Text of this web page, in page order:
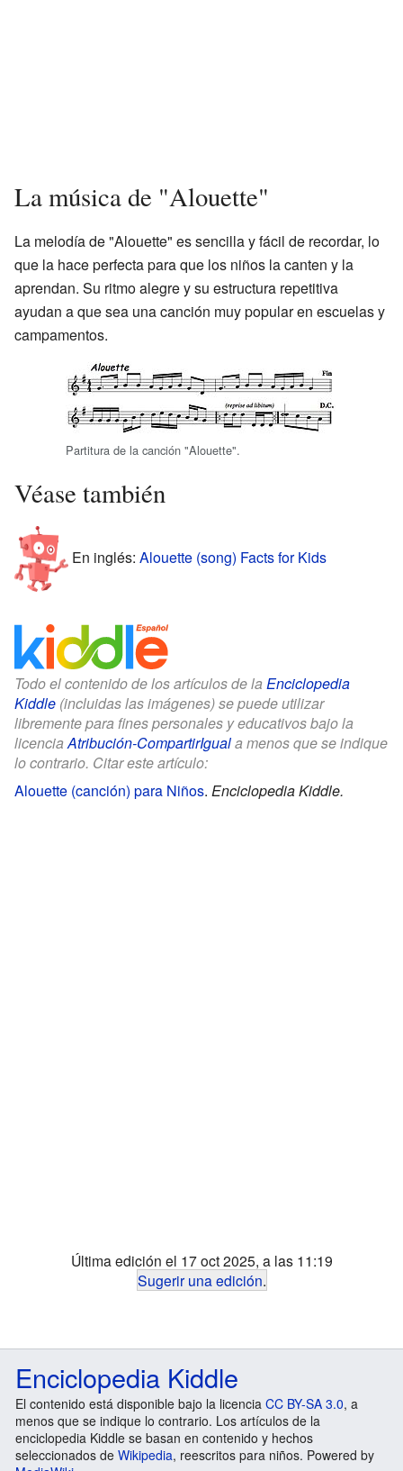
La música de "Alouette"
La melodía de "Alouette" es sencilla y fácil de recordar, lo
que la hace perfecta para que los niños la canten y la
aprendan. Su ritmo alegre y su estructura repetitiva
ayudan a que sea una canción muy popular en escuelas y
campamentos.
Partitura de la canción "Alouette".
Véase también
En inglés: Alouette (song) Facts for Kids
Todo el contenido de los artículos de la Enciclopedia
Kiddle (incluidas las imágenes) se puede utilizar
libremente para fines personales y educativos bajo la
licencia Atribución-CompartirIguala menos que se indique
lo contrario. Citar este artículo:
Alouette (canción) para Niños. Enciclopedia Kiddle.
Última edición el 17 oct 2025, a las 11:19
Sugerir una edición.
Enciclopedia Kiddle
El contenido está disponible bajo la licencia CC BY-SA 3.0, a
menos que se indique lo contrario. Los artículos de la
enciclopedia Kiddle se basan en contenido y hechos
seleccionados de Wikipedia, reescritos para niños. Powered by